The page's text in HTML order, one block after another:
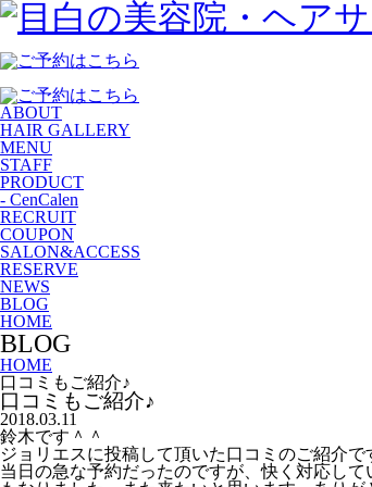
ABOUT
HAIR GALLERY
MENU
STAFF
PRODUCT
- CenCalen
RECRUIT
COUPON
SALON&ACCESS
RESERVE
NEWS
BLOG
HOME
BLOG
HOME
口コミもご紹介♪
口コミもご紹介♪
2018.03.11
鈴木です＾＾
ジョリエスに投稿して頂いた口コミのご紹介で
当日の急な予約だったのですが、快く対応し